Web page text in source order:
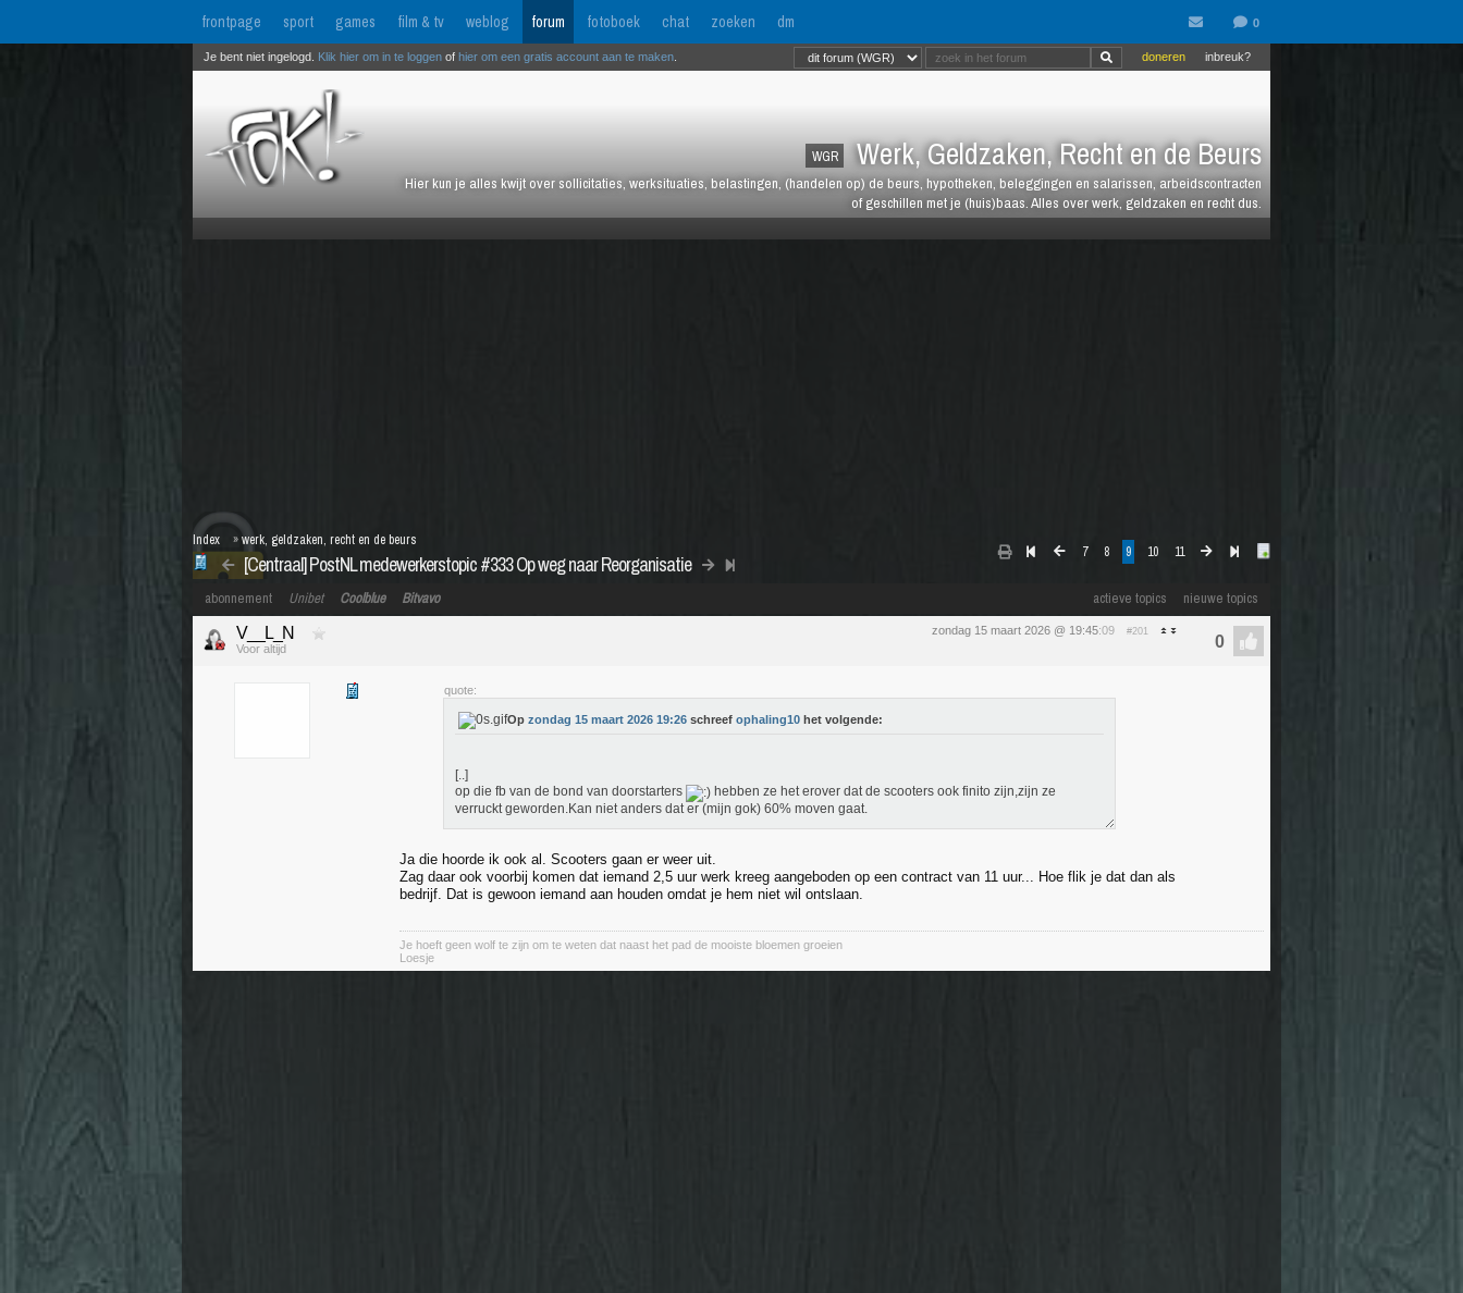
frontpage sport games film & tv weblog forum fotoboek chat zoeken dm
WGR Werk, Geldzaken, Recht en de Beurs
Hier kun je alles kwijt over sollicitaties, werksituaties, belastingen, (handelen op) de beurs, hypotheken, beleggingen en salarissen, arbeidscontracten
of geschillen met je (huis)baas. Alles over werk, geldzaken en recht dus.
inbreuk?
doneren
Je bent niet ingelogd. Klik hier om in te loggen of hier om een gratis account aan te maken
7 8 9 10 11
[Centraal] PostNL medewerkerstopic #333 Op weg naar Reorganisatie
Index »werk, geldzaken, recht en de beurs
actieve topics nieuwe topics
abonnement Unibet Coolblue Bitvavo
zondag 15 maart 2026 @ 19:45:09 #201
V__L_N
Voor altijd
quote:
Op zondag 15 maart 2026 19:26 schreef ophaling10 het volgende:
[..]
op die fb van de bond van doorstarters
hebben ze het erover dat de scooters ook finito zijn,zijn ze
verruckt geworden.Kan niet anders dat er (mijn gok) 60% moven gaat.
Ja die hoorde ik ook al. Scooters gaan er weer uit.
Zag daar ook voorbij komen dat iemand 2,5 uur werk kreeg aangeboden op een contract van 11 uur... Hoe flik je dat dan als
bedrijf. Dat is gewoon iemand aan houden omdat je hem niet wil ontslaan.
Je hoeft geen wolf te zijn om te weten dat naast het pad de mooiste bloemen groeien
Loesje